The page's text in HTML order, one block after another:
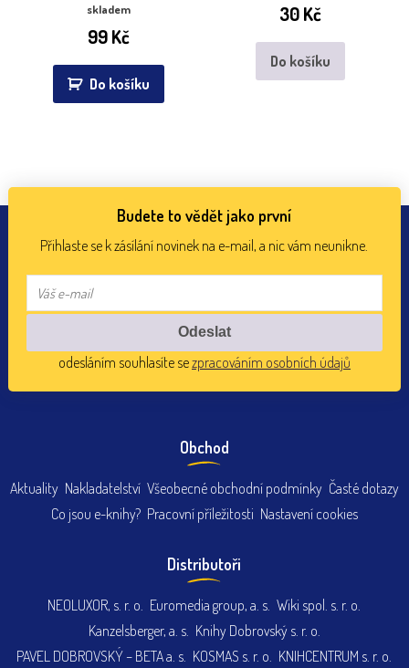
skladem
99Kč
Do košíku
30Kč
Do košíku
Budete to vědět jako první
Přihlaste se k zásílání novinek na e-mail, a nic vám neunikne.
odesláním souhlasíte sezpracováním osobních údajů
Obchod
Aktuality Nakladatelství Všeobecné obchodní podmínky Časté dotazy
Co jsou e-knihy? Pracovní příležitosti Nastavení cookies
Distributoři
NEOLUXOR, s. r. o. Euromedia group, a. s. Wiki spol. s. r. o.
Kanzelsberger, a. s. Knihy Dobrovský s. r. o.
PAVEL DOBROVSKÝ – BETA a. s. KOSMAS s. r. o. KNIHCENTRUM s. r. o.